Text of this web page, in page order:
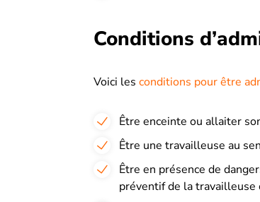
Conditions
Voici les conditions pour être
Être enceinte ou allaiter
Être une travailleuse au
Être en présence de
préventif de la